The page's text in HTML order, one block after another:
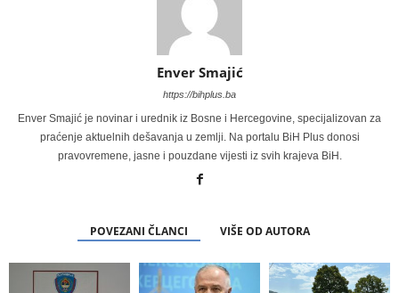
Enver Smajić
https://bihplus.ba
Enver Smajić je novinar i urednik iz Bosne i Hercegovine, specijalizovan za
praćenje aktuelnih dešavanja u zemlji. Na portalu BiH Plus donosi
pravovremene, jasne i pouzdane vijesti iz svih krajeva BiH.
POVEZANI ČLANCI VIŠE OD AUTORA